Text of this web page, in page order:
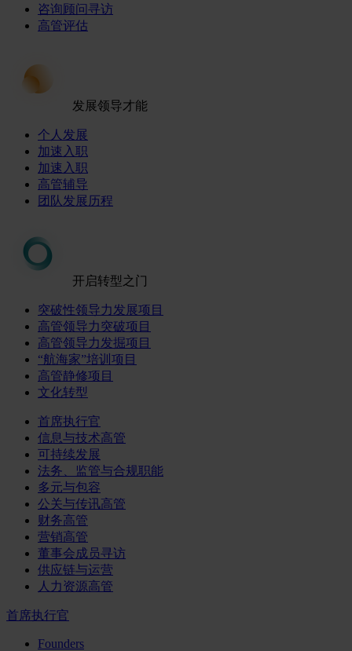
咨询顾问寻访
高管评估
发展领导才能
个人发展
加速入职
加速入职
高管辅导
团队发展历程
开启转型之门
突破性领导力发展项目
高管领导力突破项目
高管领导力发掘项目
“航海家”培训项目
高管静修项目
文化转型
首席执行官
信息与技术高管
可持续发展
法务、监管与合规职能
多元与包容
公关与传讯高管
财务高管
营销高管
董事会成员寻访
供应链与运营
人力资源高管
首席执行官
Founders